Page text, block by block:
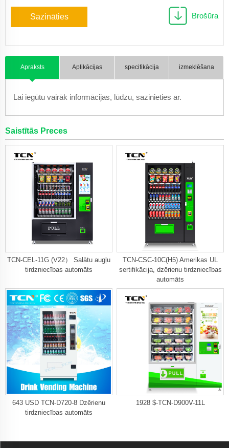
Sazināties Brošūra
Apraksts Aplikācijas specifikācija izmeklēšana
Lai iegūtu vairāk informācijas, lūdzu, sazinieties ar.
Saistītās Preces
TCN-CEL-11G (V22） Salātu augļu
tirdzniecības automāts
TCN-CSC-10C(H5) Amerikas UL
sertifikācija, dzērienu tirdzniecības
automāts
643 USD TCN-D720-8 Dzērienu
tirdzniecības automāts
1928 $-TCN-D900V-11L